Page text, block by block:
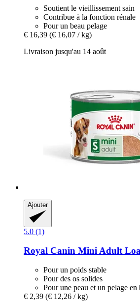
Soutient le vieillissement sain
Contribue à la fonction rénale
Pour un beau pelage
€ 16,39 (€ 16,07 / kg)
Livraison jusqu'au 14 août
Ajouter
5.0 (1)
Royal Canin Mini Adult
Pour un poids stable
Pour des os solides
Pour une peau et un pelage en
€ 2,39 (€ 12,26 / kg)